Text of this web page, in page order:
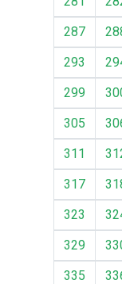
287
293
299
305
311
317
323
329
335